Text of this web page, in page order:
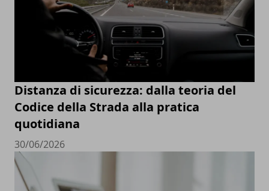
Distanza di sicurezza: dalla teoria del
Codice della Strada alla pratica
quotidiana
30/06/2026